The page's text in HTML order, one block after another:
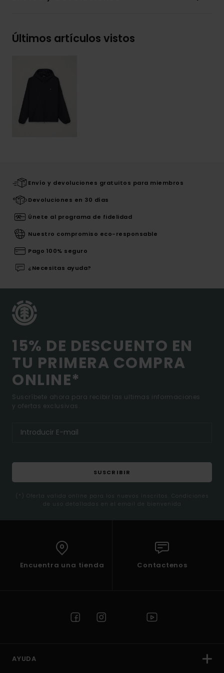
Últimos artículos vistos
Envío y devoluciones gratuitos para miembros
Devoluciones en 30 días
Únete al programa de fidelidad
Nuestro compromiso eco-responsable
Pago 100% seguro
¿Necesitas ayuda?
15% DE DESCUENTO EN
TU PRIMERA COMPRA
ONLINE*
Suscríbete ahora para recibir las ultimas informaciones
y ofertas exclusivas.
SUSCRIBIR
(*) Oferta valida online para los nuevos inscritos. Condiciones
de uso detalladas en el email de bienvenida
Encuentra una tienda Contactenos
AYUDA